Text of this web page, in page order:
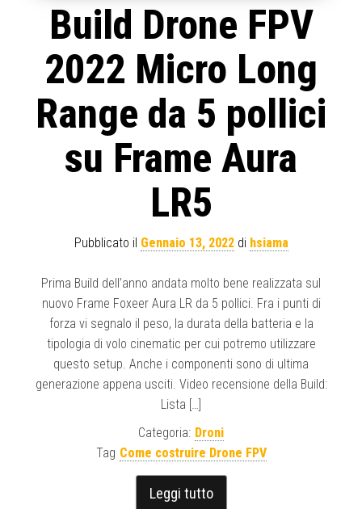
Build Drone FPV
2022 Micro Long
Range da 5 pollici
su Frame Aura
LR5
Pubblicato il Gennaio 13, 2022di hsiama
Prima Build dell’anno andata molto bene realizzata sul
nuovo Frame Foxeer Aura LR da 5 pollici. Fra i punti di
forza vi segnalo il peso, la durata della batteria e la
tipologia di volo cinematic per cui potremo utilizzare
questo setup. Anche i componenti sono di ultima
generazione appena usciti. Video recensione della Build:
Lista […]
Categoria: Droni
Tag Come costruire Drone FPV
Leggi tutto